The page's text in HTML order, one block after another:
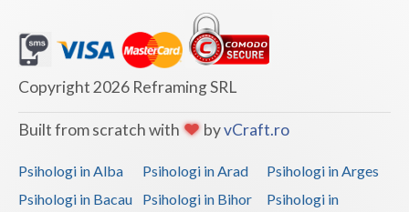
Copyright 2026 Reframing SRL
Built from scratch with byvCraft.ro
Psihologi in Alba Psihologi in Arad
Psihologi in Arges
Psihologi in Bacau
Psihologi in Bihor
Psihologi in